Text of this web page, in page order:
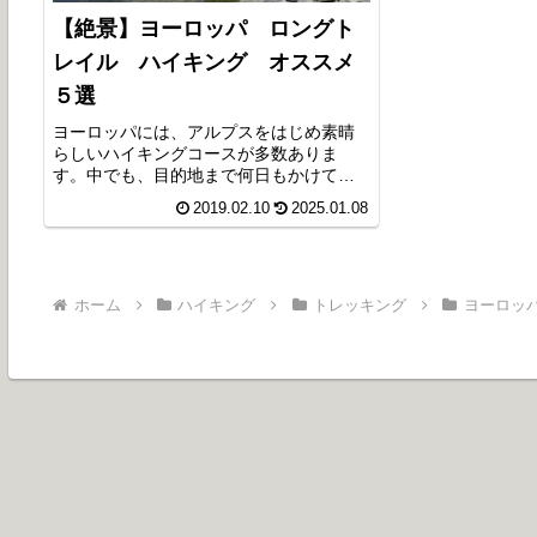
【絶景】ヨーロッパ ロングト
レイル ハイキング オススメ
５選
ヨーロッパには、アルプスをはじめ素晴
らしいハイキングコースが多数ありま
す。中でも、目的地まで何日もかけて踏
高齢者まで幅広く支持されています。今
2019.02.10 2025.01.08
ホーム ハイキング トレッキング ヨーロッ